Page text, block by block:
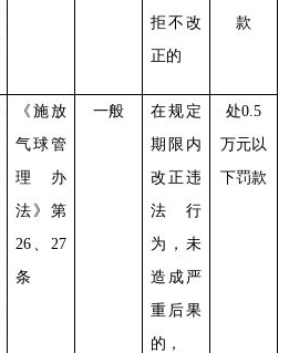
拒不改
正的
款
《施放
气球管
理办
法》第
26、27
条
一般
在规定
期限内
改正违
法行
为，未
造成严
重后果
的，
处0.5
万元以
下罚款